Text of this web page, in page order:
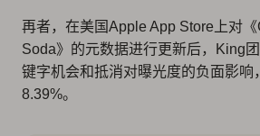
再者，在美国Apple App Store上对
Soda》的元数据进行更新后，King
键字机会和抵消对曝光度的负面影响
8.39%。